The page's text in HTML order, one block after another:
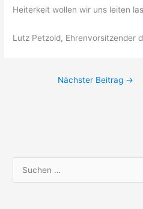
Heiterkeit wollen wir uns leiten
Lutz Petzold, Ehrenvorsitzender
Nächster Beitrag →
u